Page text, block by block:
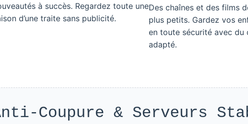
à succès. Regardez toute une
d’une traite sans publicité.
Des chaînes et des films
plus petits. Gardez vos
en toute sécurité avec du
adapté.
Coupure & Serveurs